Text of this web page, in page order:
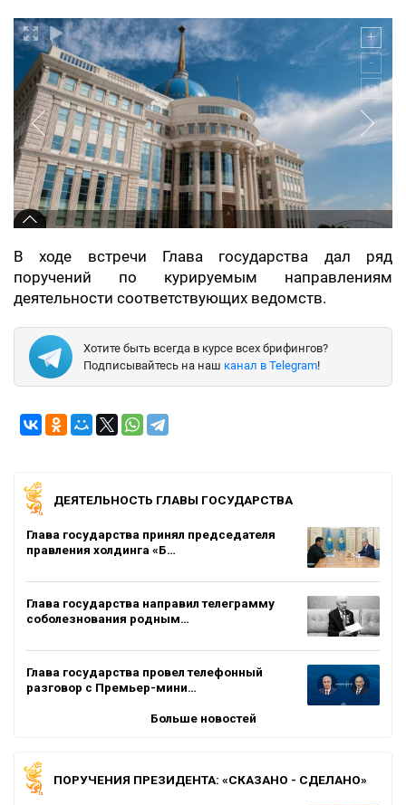
В ходе встречи Глава государства дал ряд
поручений по курируемым направлениям
деятельности соответствующих ведомств.
Хотите быть всегда в курсе всех брифингов?
Подписывайтесь на наш канал в Telegram!
ДЕЯТЕЛЬНОСТЬ ГЛАВЫ ГОСУДАРСТВА
Глава государства принял председателя
правления холдинга «Б…
Глава государства направил телеграмму
соболезнования родным…
Глава государства провел телефонный
разговор с Премьер-мини…
Больше новостей
ПОРУЧЕНИЯ ПРЕЗИДЕНТА: «СКАЗАНО - СДЕЛАНО»